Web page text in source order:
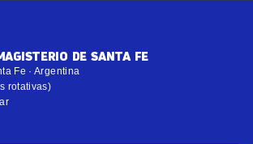
DE SANTA FE
Fe · Argentina
rotativas)